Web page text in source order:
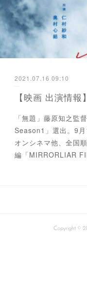
2021.07.16 09:10
【映画 出演情
「無題」藤原知之監
Season1」選出。9
オンシネマ他、全国
編「MIRRORLIAR
Copyright ©